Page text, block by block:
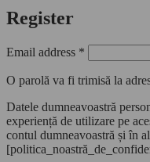
Register
Email address *
O parolă va fi trimisă la
Datele dumneavoastră
experiență de utilizare pe
contul dumneavoastră și în